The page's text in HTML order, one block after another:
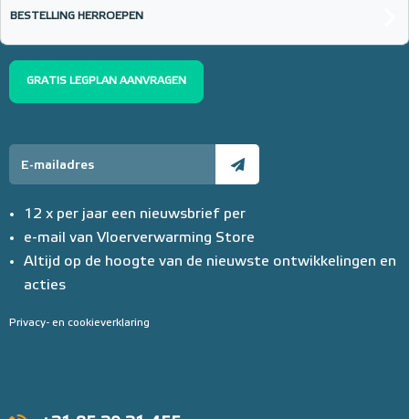
€ 152,23
BESTELLING HERROEPEN
GRATIS LEGPLAN AANVRAGEN
12 x per jaar een nieuwsbrief per
e-mail van Vloerverwarming Store
Altijd op de hoogte van de nieuwste ontwikkelingen en
acties
Privacy- en cookieverklaring